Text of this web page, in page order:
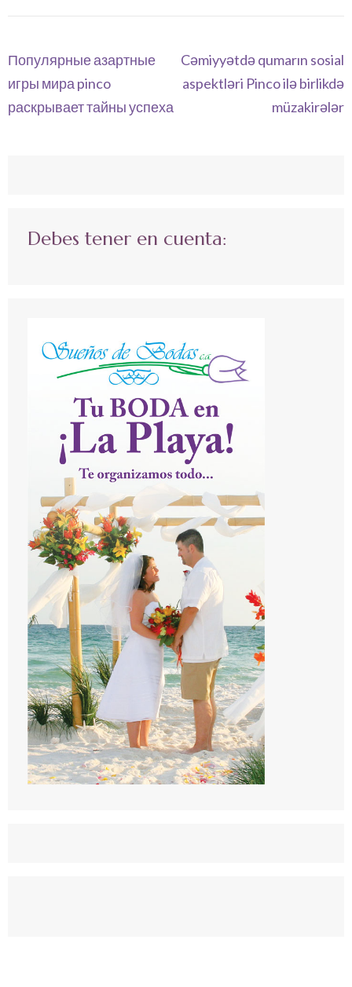
Navegación
de
entradas
Популярные азартные
игры мира pinco
раскрывает тайны успеха
Cəmiyyətdə qumarın sosial
aspektləri Pinco ilə birlikdə
müzakirələr
Debes tener en cuenta: